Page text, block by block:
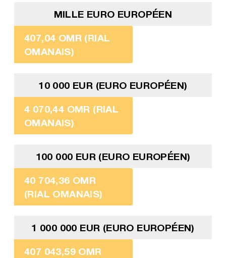
MILLE EURO EUROPÉEN
407,04 OMR (RIAL
OMANAIS)
10 000 EUR (EURO EUROPÉEN)
4 070,44 OMR (RIAL
OMANAIS)
100 000 EUR (EURO EUROPÉEN)
40 704,36 OMR
(RIAL OMANAIS)
1 000 000 EUR (EURO EUROPÉEN)
407 043,59 OMR